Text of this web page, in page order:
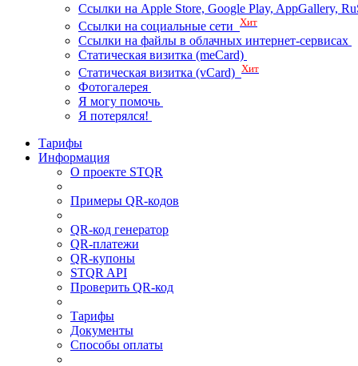
Ссылки на Apple Store, Google Play, AppGallery,
Ссылки на социальные сети Хит
Ссылки на файлы в облачных интернет-сервисах
Статическая визитка (meCard)
Статическая визитка (vCard) Хит
Фотогалерея
Я могу помочь
Я потерялся!
Тарифы
Информация
О проекте STQR
Примеры QR-кодов
QR-код генератор
QR-платежи
QR-купоны
STQR API
Проверить QR-код
Тарифы
Документы
Способы оплаты